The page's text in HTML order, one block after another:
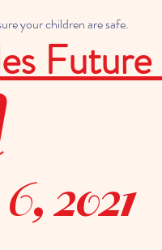
your children are safe.
2021